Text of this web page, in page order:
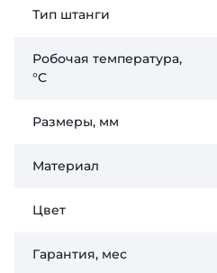
Тип штанги
Робочая температура,
°C
Размеры, мм
Материал
Цвет
Гарантия, мес